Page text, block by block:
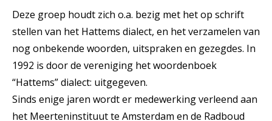
Deze groep houdt zich o.a. bezig met het op schrift
stellen van het Hattems dialect, en het verzamelen van
nog onbekende woorden, uitspraken en gezegdes. In
1992 is door de vereniging het woordenboek
“Hattems” dialect: uitgegeven.
Sinds enige jaren wordt er medewerking verleend aan
het Meerteninstituut te Amsterdam en de Radboud